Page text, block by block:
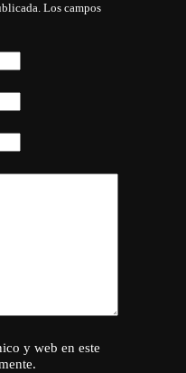
Los campos
y web en este